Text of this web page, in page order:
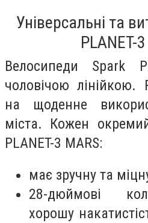
Універсальні та
PLANET-
Велосипеди Spark
чоловічою лінійкою.
на щоденне
міста. Кожен
PLANET-3 MARS:
має зручну та
28-дюймові
хорошу